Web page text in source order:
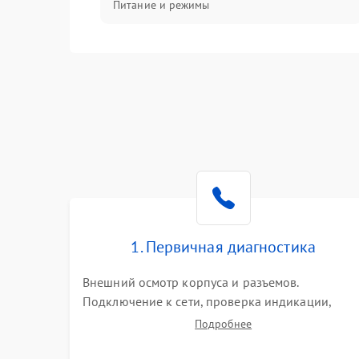
Питание и режимы
1. Первичная диагностика
Внешний осмотр корпуса и разъемов.
Подключение к сети, проверка индикации,
звуковых сигналов и кодов ошибок. Измерение
Подробнее